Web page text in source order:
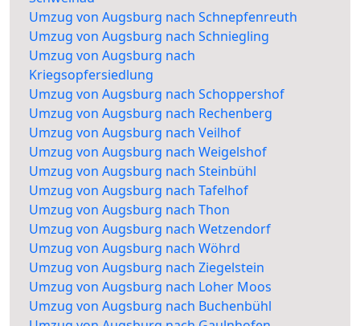
Umzug von Augsburg nach Schnepfenreuth
Umzug von Augsburg nach Schniegling
Umzug von Augsburg nach
Kriegsopfersiedlung
Umzug von Augsburg nach Schoppershof
Umzug von Augsburg nach Rechenberg
Umzug von Augsburg nach Veilhof
Umzug von Augsburg nach Weigelshof
Umzug von Augsburg nach Steinbühl
Umzug von Augsburg nach Tafelhof
Umzug von Augsburg nach Thon
Umzug von Augsburg nach Wetzendorf
Umzug von Augsburg nach Wöhrd
Umzug von Augsburg nach Ziegelstein
Umzug von Augsburg nach Loher Moos
Umzug von Augsburg nach Buchenbühl